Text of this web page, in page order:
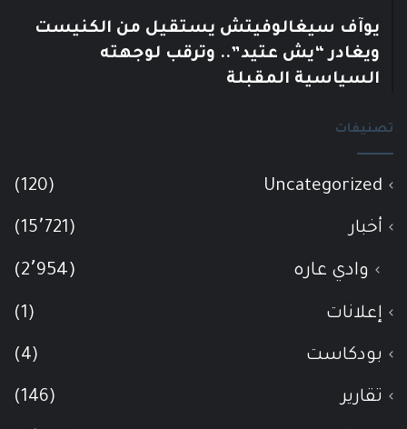
يوآف سيغالوفيتش يستقيل من الكنيست
ويغادر “يش عتيد”.. وترقب لوجهته
السياسية المقبلة
تصنيفات
Uncategorized
(120)
أخبار (15٬721)
وادي عاره (2٬954)
إعلانات (1)
بودكاست (4)
تقارير (146)